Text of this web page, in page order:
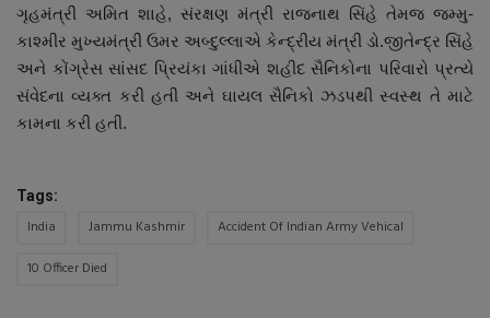
સ્થાનિક સમાચાર
સ્પોર્ટ્સ
રાશિફળ
ગુનાખોરી
બોલિવૂડ
ગૃહમંત્રી અમિત શાહે, સંરક્ષણ મંત્રી રાજનાથ સિંહે તેમજ જમ્મુ-
કાશ્મીર મુખ્યમંત્રી ઉમર અબ્દુલ્લાએ કેન્દ્રીય મંત્રી ડો.જીતેન્દ્ર સિંહે
અને કોંગ્રેસ સાંસદ પ્રિયંકા ગાંધીએ શહીદ સૈનિકોના પરિવારો પ્રત્યે
સંવેદના વ્યક્ત કરી હતી અને ઘાયલ સૈનિકો ઝડપથી સ્વસ્થ તે માટે
કામના કરી હતી.
Tags:
India Jammu Kashmir
Accident Of Indian Army Vehical
10 Officer Died